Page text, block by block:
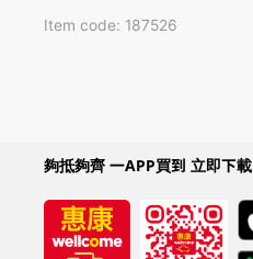
Item code: 187526
夠抵夠齊 一APP買到 立即下載